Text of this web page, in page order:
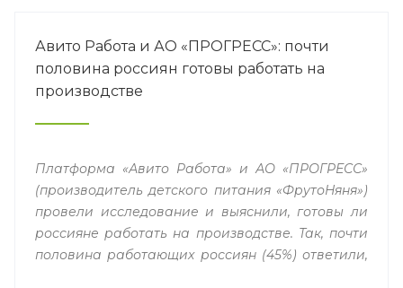
Авито Работа и АО «ПРОГРЕСС»: почти
половина россиян готовы работать на
производстве
Платформа «Авито Работа» и АО «ПРОГРЕСС»
(производитель детского питания «ФрутоНяня»)
провели исследование и выяснили, готовы ли
россияне работать на производстве. Так, почти
половина работающих россиян (45%) ответили,